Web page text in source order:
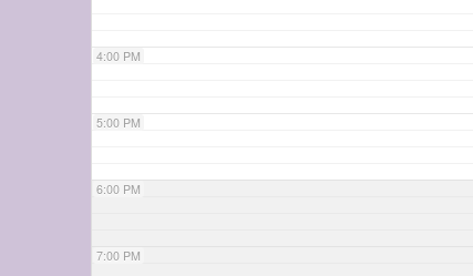
4:00 PM
5:00 PM
6:00 PM
7:00 PM